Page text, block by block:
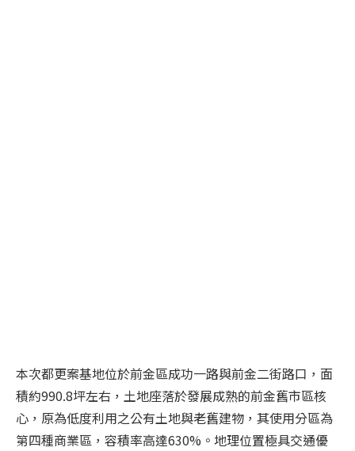
本次都更案基地位於前金區成功一路與前金二街路口，面
積約990.8坪左右，土地座落於發展成熟的前金舊市區核
心，原為低度利用之公有土地與老舊建物，其使用分區為
第四種商業區，容積率高達630% 。地理位置極具交通優